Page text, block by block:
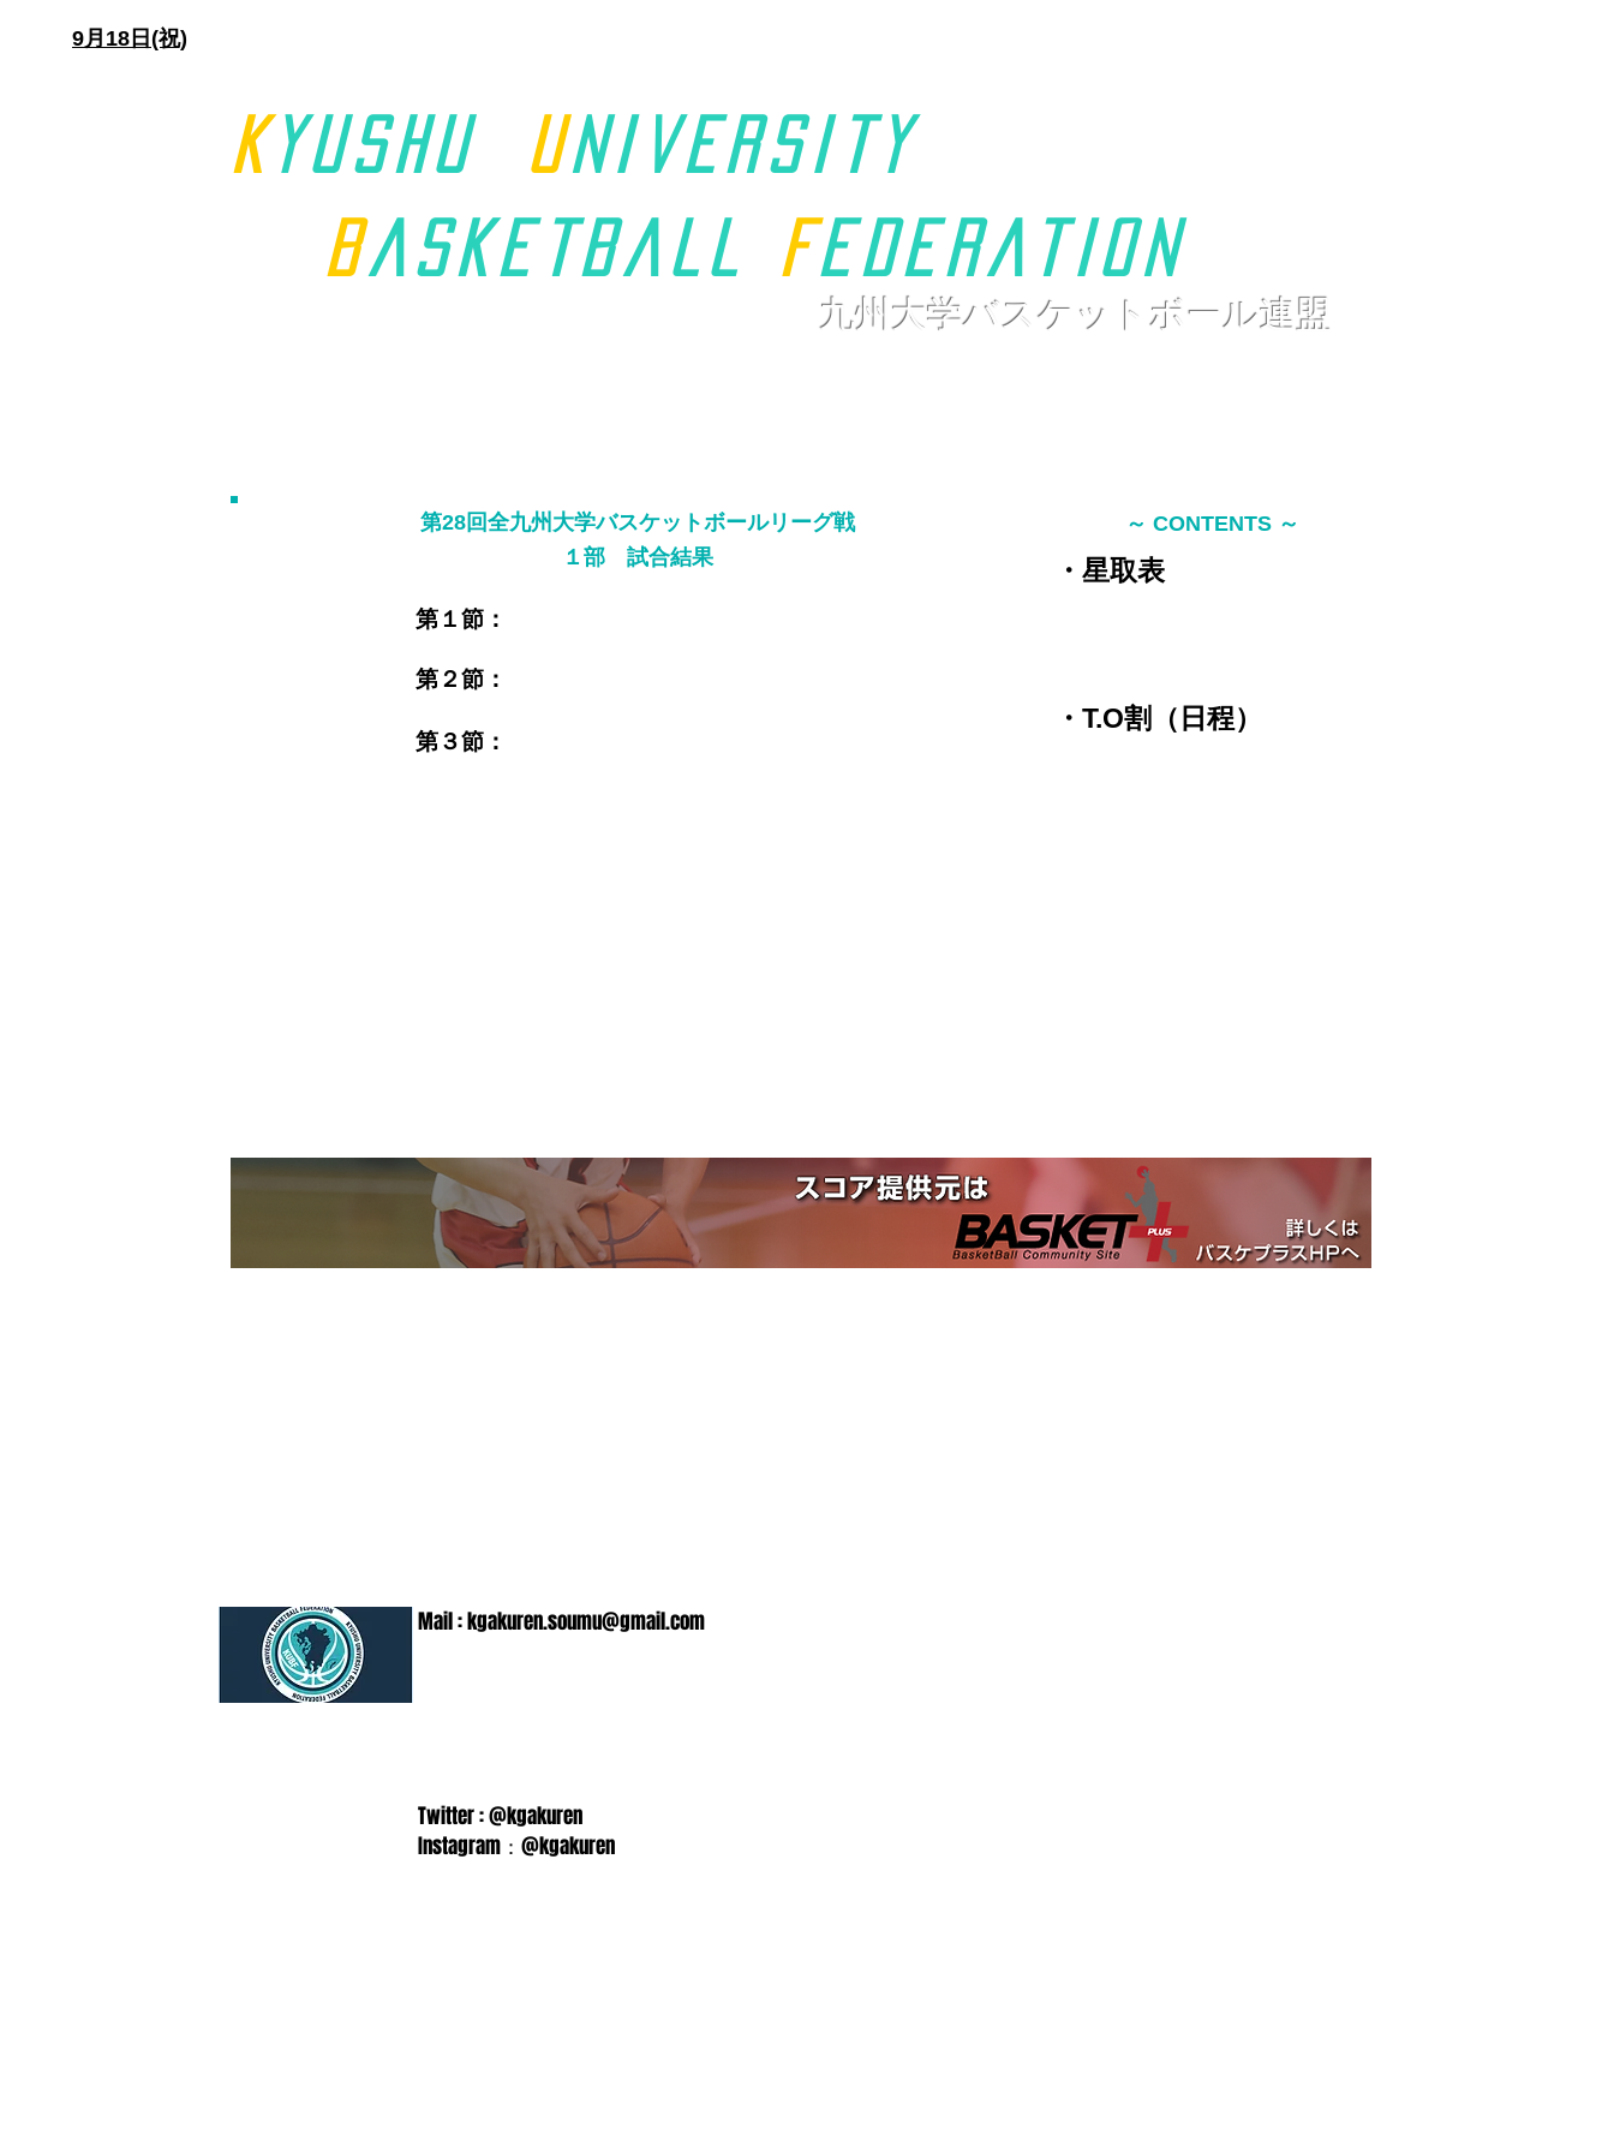
K yushu university
9月18日(祝)
Basket ball F ederation
九州大学バスケットボール連盟
第28回全九州大学バスケットボールリーグ戦
​１部 試合結果
第１節：
第２節：
第３節：
​～ CONTENTS ～
​・ 星取表
​・T.O割（日程）
Mail :kgakuren.soumu@gmail.com
Twitter : @kgakuren
Instagram：@kgakuren